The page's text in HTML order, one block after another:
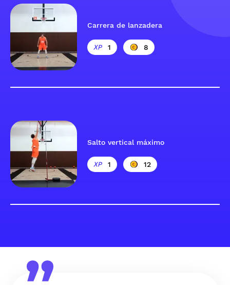
Carrera de lanzadera
1 8
Salto vertical máximo
1 12